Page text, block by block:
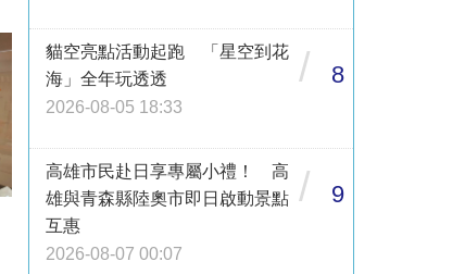
貓空亮點活動起跑 「星空到花
海」全年玩透透
2026-08-05 18:33
/ 8
高雄市民赴日享專屬小禮！ 高
雄與青森縣陸奧市即日啟動景點
互惠
2026-08-07 00:07
/ 9